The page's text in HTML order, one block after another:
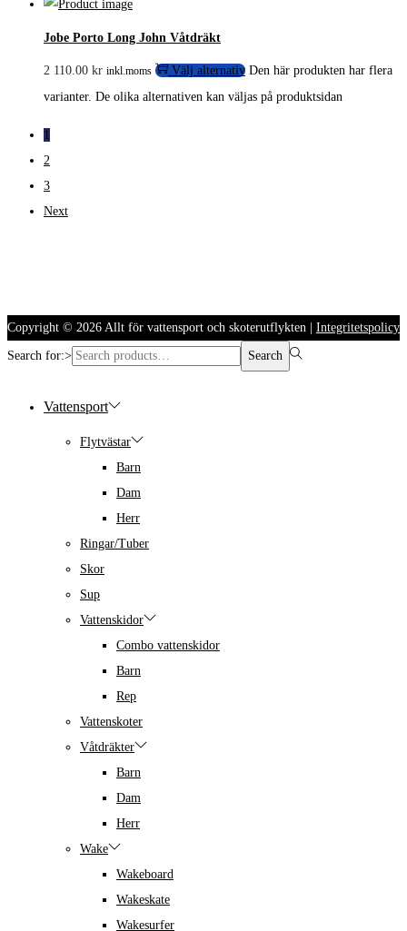
Jobe Porto Long John Våtdräkt
2 110.00 kr inkl.moms Välj alternativ Den här produkten har flera
varianter. De olika alternativen kan väljas på produktsidan
1
2
3
Next
Copyright © 2026 Allt för vattensport och skoterutflykten | Integritetspolicy
Search for:> Search
Vattensport
Flytvästar
Barn
Dam
Herr
Ringar/Tuber
Skor
Sup
Vattenskidor
Combo vattenskidor
Barn
Rep
Vattenskoter
Våtdräkter
Barn
Dam
Herr
Wake
Wakeboard
Wakeskate
Wakesurfer